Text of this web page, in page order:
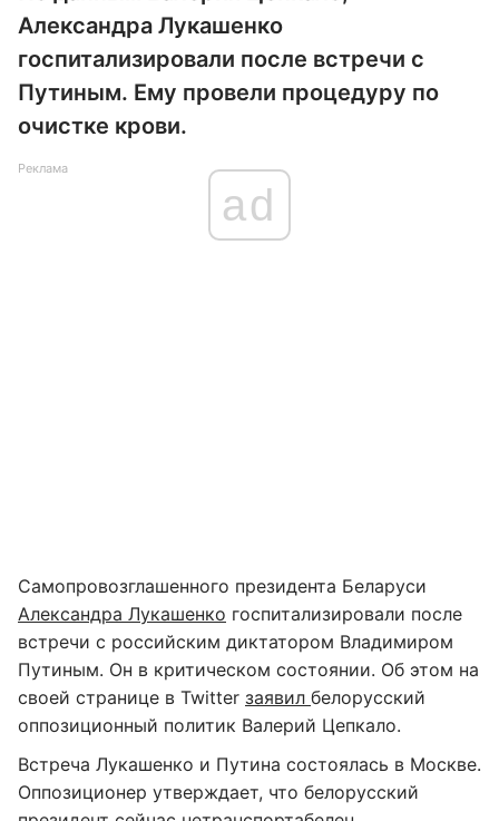
Александра Лукашенко
госпитализировали после встречи с
Путиным. Ему провели процедуру по
очистке крови.
Реклама
ad
Самопровозглашенного президента Беларуси
Александра Лукашенко госпитализировали после
встречи с российским диктатором Владимиром
Путиным. Он в критическом состоянии. Об этом на
своей странице в Twitter заявил белорусский
оппозиционный политик Валерий Цепкало.
Встреча Лукашенко и Путина состоялась в Москве.
Оппозиционер утверждает, что белорусский